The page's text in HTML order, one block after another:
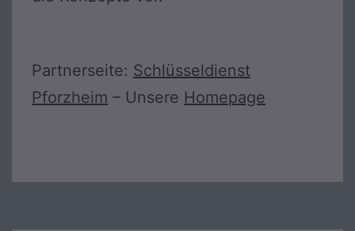
Partnerseite: Schlüsseldienst
Pforzheim – Unsere Homepage